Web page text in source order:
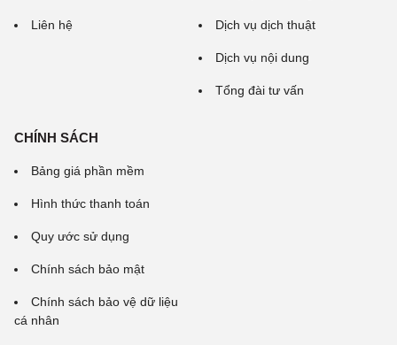
Liên hệ Dịch vụ dịch thuật
Dịch vụ nội dung
Tổng đài tư vấn
CHÍNH SÁCH
Bảng giá phần mềm
Hình thức thanh toán
Quy ước sử dụng
Chính sách bảo mật
Chính sách bảo vệ dữ liệu
cá nhân